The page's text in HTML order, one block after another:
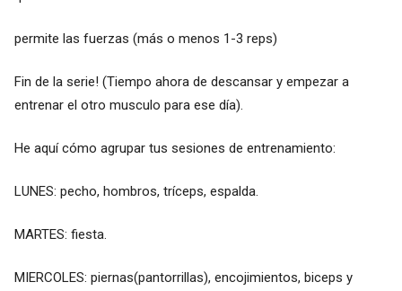
permite las fuerzas (más o menos 1-3 reps)
Fin de la serie! (Tiempo ahora de descansar y empezar a
entrenar el otro musculo para ese día).
He aquí cómo agrupar tus sesiones de entrenamiento:
LUNES: pecho, hombros, tríceps, espalda.
MARTES: fiesta.
MIERCOLES: piernas(pantorrillas), encojimientos, biceps y